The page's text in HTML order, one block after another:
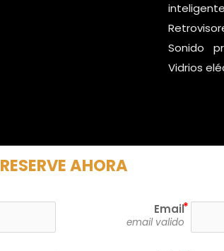
inteligente
Sonido
Vidrios
RESERVE AHORA
Email
email valido